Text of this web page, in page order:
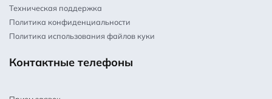
Техническая поддержка
Политика конфиденциальности
Политика использования файлов куки
Контактные телефоны